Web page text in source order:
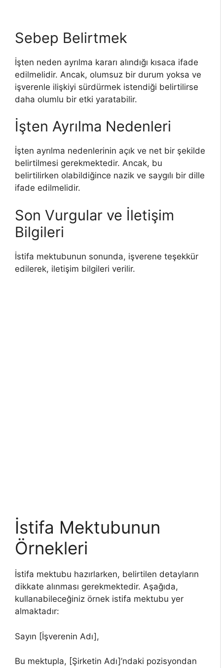
Sebep Belirtmek
İşten neden ayrılma kararı alındığı kısaca ifade
edilmelidir. Ancak, olumsuz bir durum yoksa ve
işverenle ilişkiyi sürdürmek istendiği belirtilirse
daha olumlu bir etki yaratabilir.
İşten Ayrılma Nedenleri
İşten ayrılma nedenlerinin açık ve net bir şekilde
belirtilmesi gerekmektedir. Ancak, bu
belirtilirken olabildiğince nazik ve saygılı bir dille
ifade edilmelidir.
Son Vurgular ve İletişim
Bilgileri
İstifa mektubunun sonunda, işverene teşekkür
edilerek, iletişim bilgileri verilir.
İstifa Mektubunun
Örnekleri
İstifa mektubu hazırlarken, belirtilen detayların
dikkate alınması gerekmektedir. Aşağıda,
kullanabileceğiniz örnek istifa mektubu yer
almaktadır:
Sayın [İşverenin Adı],
Bu mektupla, [Şirketin Adı]’ndaki pozisyondan